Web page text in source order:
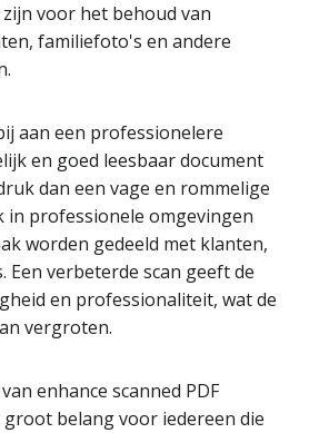
voor het behoud van
familiefoto's en andere
aan een professionelere
en goed leesbaar document
dan een vage en rommelige
in professionele omgevingen
worden gedeeld met klanten,
Een verbeterde scan geeft de
en professionaliteit, wat de
vergroten.
enhance scanned PDF
belang voor iedereen die